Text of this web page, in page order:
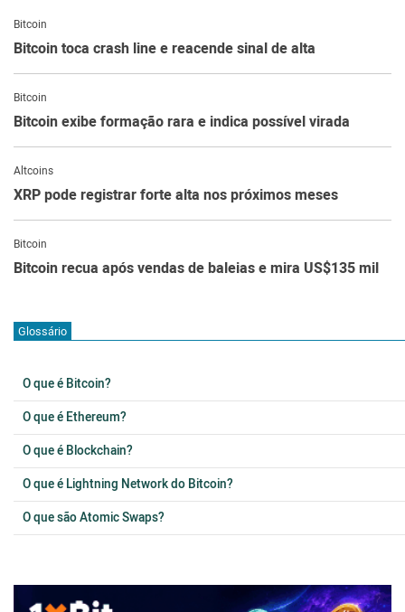
Bitcoin
Bitcoin toca crash line e reacende sinal de alta
Bitcoin
Bitcoin exibe formação rara e indica possível virada
Altcoins
XRP pode registrar forte alta nos próximos meses
Bitcoin
Bitcoin recua após vendas de baleias e mira US$135 mil
Glossário
O que é Bitcoin?
O que é Ethereum?
O que é Blockchain?
O que é Lightning Network do Bitcoin?
O que são Atomic Swaps?